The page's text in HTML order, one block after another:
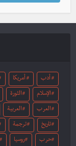
أدب أمريكا
الإسلام الثورة
العرب العربية
تاريخ ترجمة
حرب روسيا